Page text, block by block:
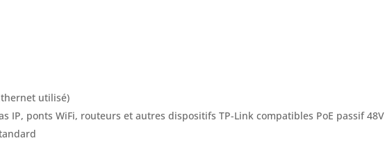
utilisé)
IP, ponts WiFi, routeurs et autres dispositifs TP-Link compatibles PoE passif 48V